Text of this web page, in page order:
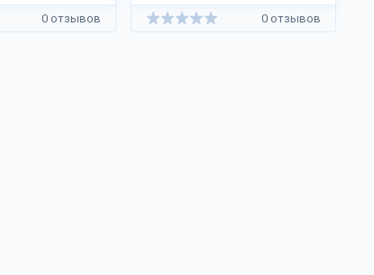
0 отзывов 0 отзывов